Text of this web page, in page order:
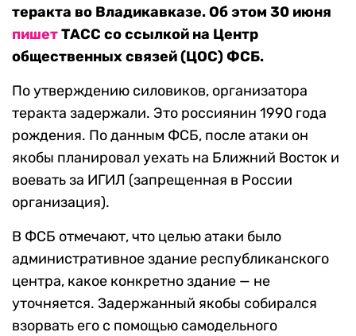
теракта во Владикавказе. Об этом 30 июня
пишетТАСС со ссылкой на Центр
общественных связей (ЦОС) ФСБ.
По утверждению силовиков, организатора
теракта задержали. Это россиянин 1990 года
рождения. По данным ФСБ, после атаки он
якобы планировал уехать на Ближний Восток и
воевать за ИГИЛ (запрещенная в России
организация).
В ФСБ отмечают, что целью атаки было
административное здание республиканского
центра, какое конкретно здание — не
уточняется. Задержанный якобы собирался
взорвать его с помощью самодельного